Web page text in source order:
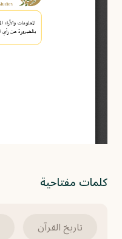
كلمات مفتاحية
تاريخ القرآن